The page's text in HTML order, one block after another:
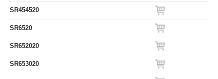
SR454520
SR6520
SR652020
SR653020